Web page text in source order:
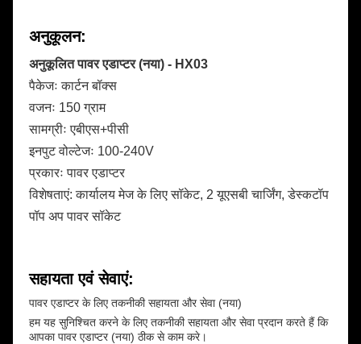
अनुकूलन:
अनुकूलित पावर एडाप्टर (नया) - HX03
पैकेजः कार्टन बॉक्स
वजनः 150 ग्राम
सामग्रीः एबीएस+पीसी
इनपुट वोल्टेजः 100-240V
प्रकारः पावर एडाप्टर
विशेषताएं: कार्यालय मेज के लिए सॉकेट, 2 यूएसबी चार्जिंग, डेस्कटॉप
पॉप अप पावर सॉकेट
सहायता एवं सेवाएं:
पावर एडाप्टर के लिए तकनीकी सहायता और सेवा (नया)
हम यह सुनिश्चित करने के लिए तकनीकी सहायता और सेवा प्रदान करते हैं कि
आपका पावर एडाप्टर (नया) ठीक से काम करे।